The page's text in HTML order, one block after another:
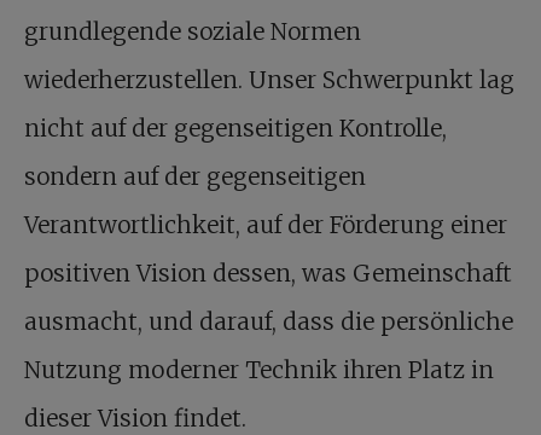
grundlegende soziale Normen
wiederherzustellen. Unser Schwerpunkt lag
nicht auf der gegenseitigen Kontrolle,
sondern auf der gegenseitigen
Verantwortlichkeit, auf der Förderung einer
positiven Vision dessen, was Gemeinschaft
ausmacht, und darauf, dass die persönliche
Nutzung moderner Technik ihren Platz in
dieser Vision findet.